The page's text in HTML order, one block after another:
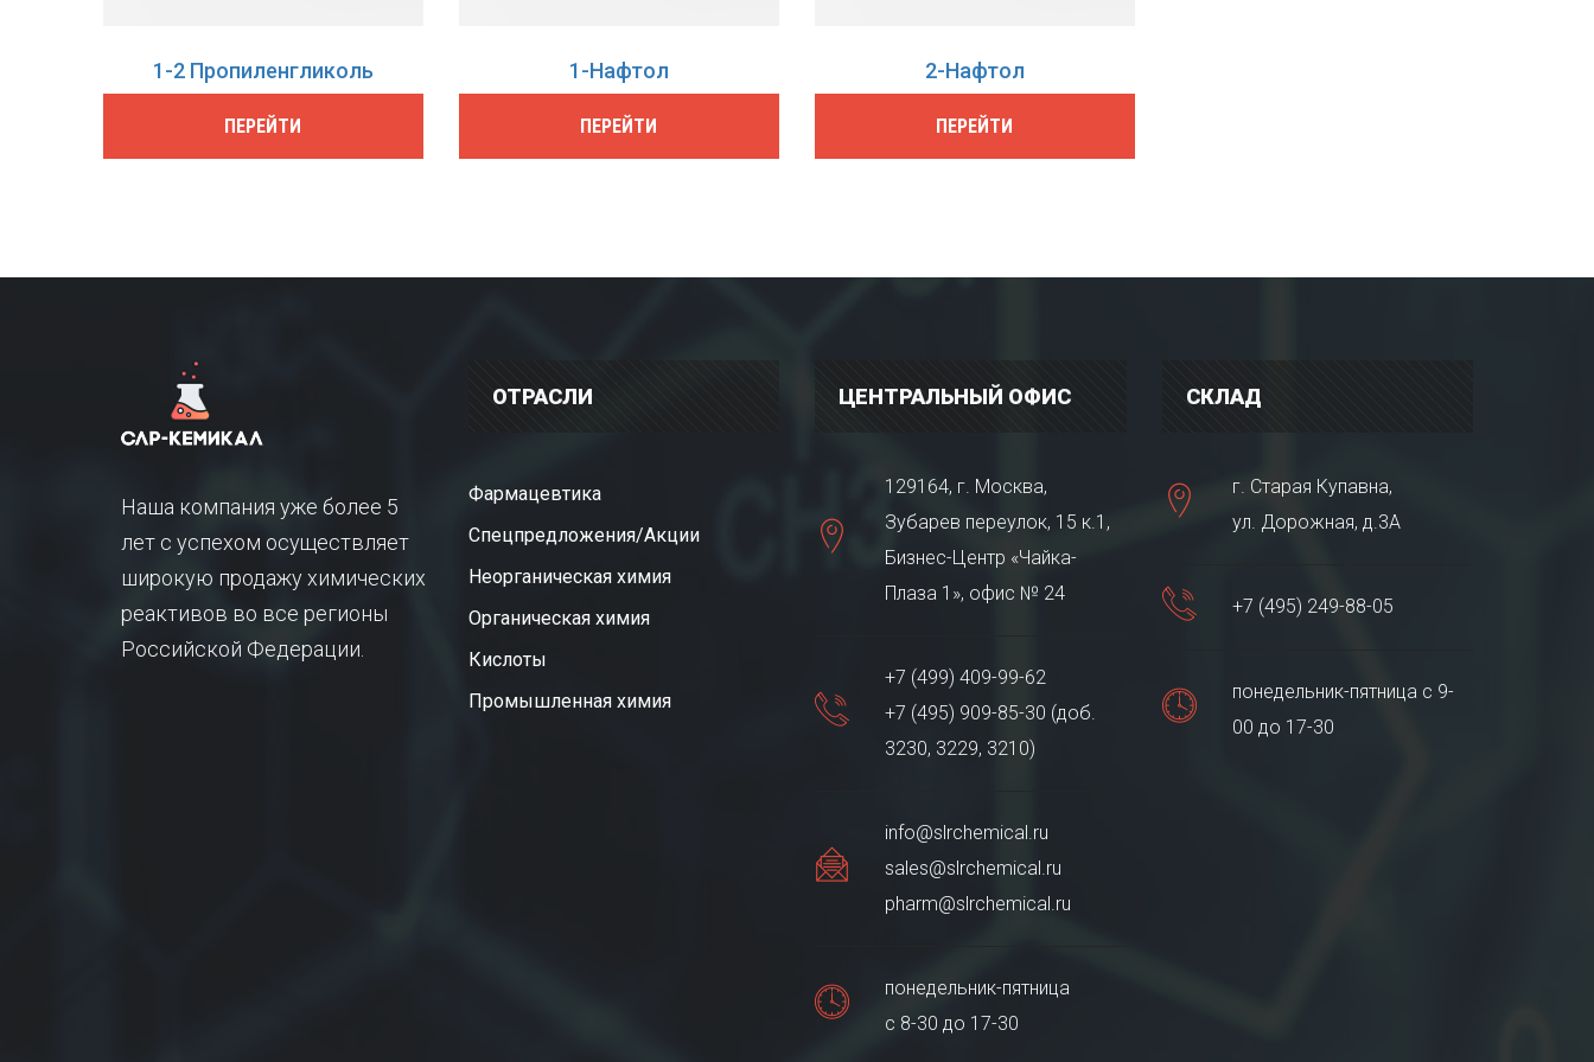
1-2 Пропиленгликоль
ПЕРЕЙТИ
1-Нафтол
ПЕРЕЙТИ
2-Нафтол
ПЕРЕЙТИ
Наша компания уже более 5
лет с успехом осуществляет
широкую продажу химических
реактивов во все регионы
Российской Федерации.
ОТРАСЛИ
Фармацевтика
Спецпредложения/Акции
Неорганическая химия
Органическая химия
Кислоты
Промышленная химия
ЦЕНТРАЛЬНЫЙ ОФИС
129164, г. Москва,
Зубарев переулок, 15 к.1,
Бизнес-Центр «Чайка-
Плаза 1», офис № 24
+7 (499) 409-99-62
+7 (495) 909-85-30 (доб.
3230, 3229, 3210)
info@slrchemical.ru
sales@slrchemical.ru
pharm@slrchemical.ru
понедельник-пятница
с 8-30 до 17-30
СКЛАД
г. Старая Купавна,
ул. Дорожная, д.3А
+7 (495) 249-88-05
понедельник-пятница с 9-
00 до 17-30